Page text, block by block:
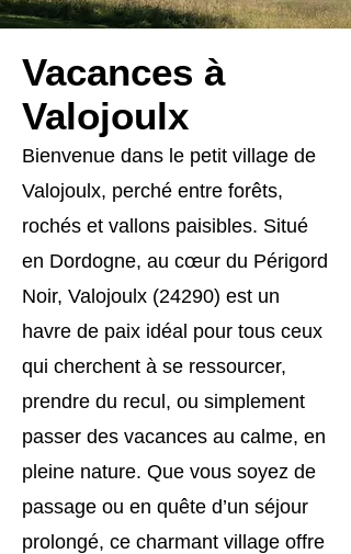
Vacances à
Valojoulx
Bienvenue dans le petit village de
Valojoulx, perché entre forêts,
rochés et vallons paisibles. Situé
en Dordogne, au cœur du Périgord
Noir, Valojoulx (24290) est un
havre de paix idéal pour tous ceux
qui cherchent à se ressourcer,
prendre du recul, ou simplement
passer des vacances au calme, en
pleine nature. Que vous soyez de
passage ou en quête d’un séjour
prolongé, ce charmant village offre